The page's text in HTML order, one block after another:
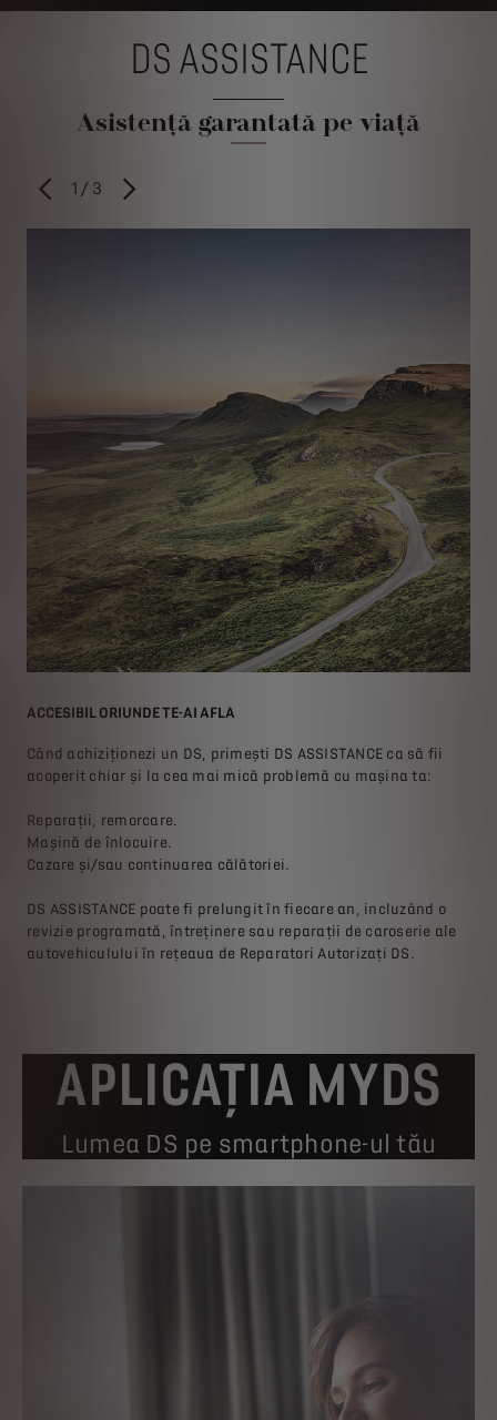
DS ASSISTANCE
Asistență garantată pe viață
ANTERIOR
1 / 3 URMĂTORUL
ACCESIBIL ORIUNDE TE-AI AFLA
Când achiziţionezi un DS, primeşti DS ASSISTANCE ca să fii
acoperit chiar și la cea mai mică problemă cu mașina ta:
Reparații, remorcare.
Mașină de înlocuire.
Cazare și/sau continuarea călătoriei.
DS ASSISTANCE poate fi prelungit în fiecare an, incluzând o
revizie programată, întreținere sau reparații de caroserie ale
autovehiculului în rețeaua de Reparatori Autorizați DS.
APLICAȚIA MYDS
Lumea DS pe smartphone-ul tău